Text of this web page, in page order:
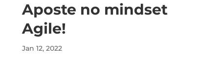
Aposte no mindset
Agile!
Jan 12, 2022